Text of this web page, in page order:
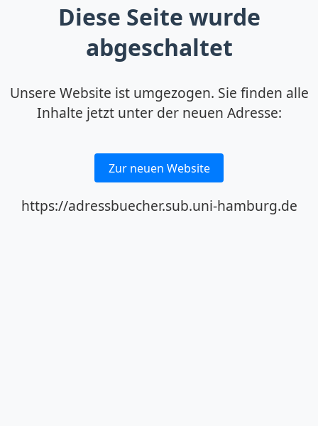
Diese Seite wurde
abgeschaltet
Unsere Website ist umgezogen. Sie finden alle
Inhalte jetzt unter der neuen Adresse:
Zur neuen Website
https://adressbuecher.sub.uni-hamburg.de